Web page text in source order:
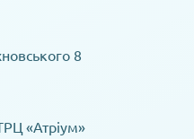
8
«Атріум»